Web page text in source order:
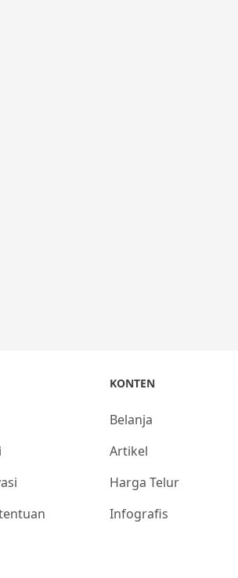
KONTEN
Belanja
Artikel
Harga Telur
Infografis